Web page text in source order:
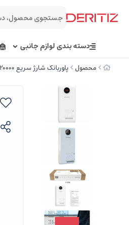
دسته بندی لوازم جانبی
محصول پاوربانک شارژ سریع 20000 روموس Romoss Power bank PHO20 PF 20000mAh TypeC PD 18W USB 22.5W